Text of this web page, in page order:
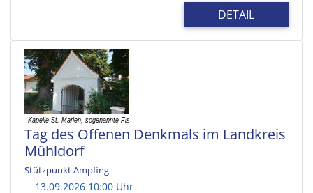
DETAIL
Tag des Offenen Denkmals im Landkreis
Mühldorf
Stützpunkt Ampfing
13.09.2026 10:00 Uhr